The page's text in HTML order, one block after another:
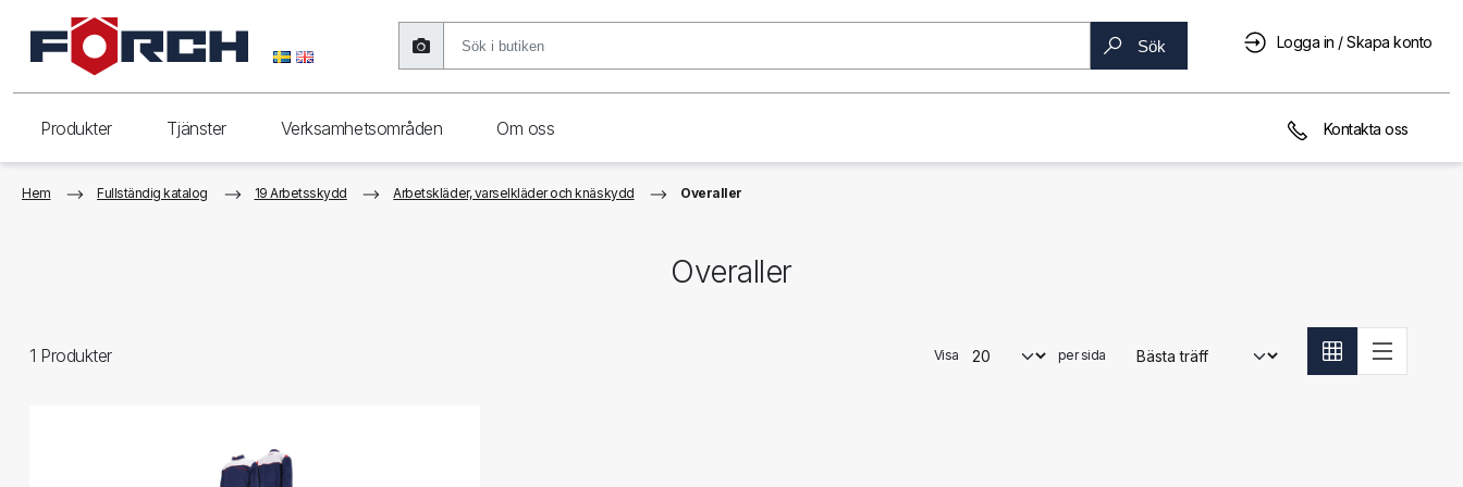
Sök Logga in / Skapa konto
Produkter Tjänster Verksamhetsområden Om oss Kontakta oss
Hem Fullständig katalog 19 Arbetsskydd Arbetskläder, varselkläder och knäskydd Overaller
Overaller
1 Produkter Visa per sida